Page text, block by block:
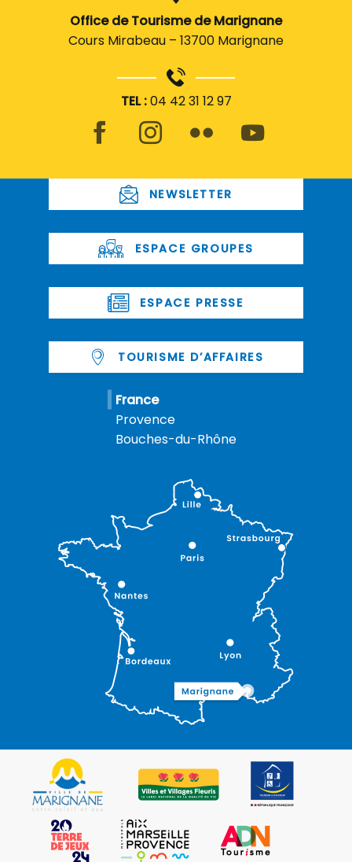
Office de Tourisme de Marignane
Cours Mirabeau – 13700 Marignane
TEL :04 42 31 12 97
NEWSLETTER
ESPACE GROUPES
ESPACE PRESSE
TOURISME D’AFFAIRES
France
Provence
Bouches-du-Rhône